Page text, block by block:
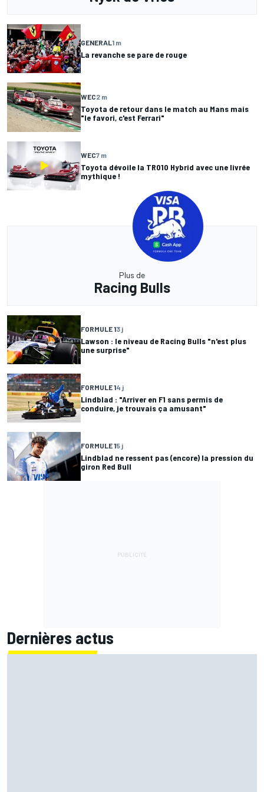
GENERAL1 m
La revanche se pare de rouge
WEC2 m
Toyota de retour dans le match au Mans mais
"le favori, c'est Ferrari"
WEC7 m
Toyota dévoile la TR010 Hybrid avec une livrée
mythique !
Plus de
Racing Bulls
FORMULE 13 j
Lawson : le niveau de Racing Bulls "n'est plus
une surprise"
FORMULE 14 j
Lindblad : "Arriver en F1 sans permis de
conduire, je trouvais ça amusant"
FORMULE 15 j
Lindblad ne ressent pas (encore) la pression du
giron Red Bull
Dernières actus